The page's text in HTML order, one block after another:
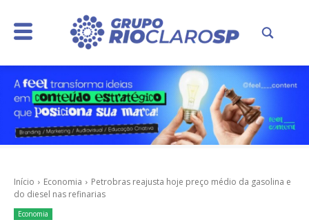
Início Economia
Petrobras reajusta hoje preço médio da gasolina e
do diesel nas refinarias
Economia